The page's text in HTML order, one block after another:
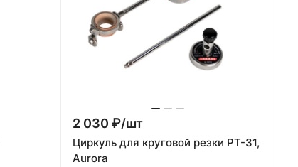
2 030 ₽/шт
Циркуль для круговой резки PT-31,
Aurora